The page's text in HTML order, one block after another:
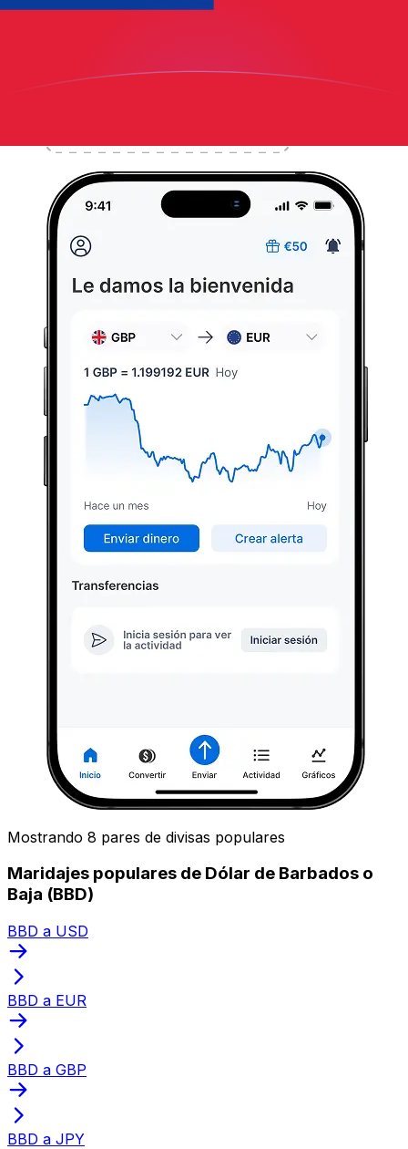
Mostrando 8 pares de divisas populares
Maridajes populares de Dólar de Barbados o
Baja (BBD)
BBD a USD
BBD a EUR
BBD a GBP
BBD a JPY